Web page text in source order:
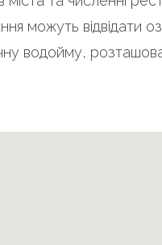
можуть відвідати
водойму,